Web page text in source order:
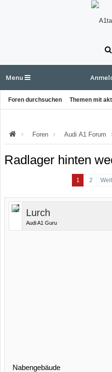
Menu
Foren durchsuchen Themen mit
Foren Audi A1 Forum
Audi A1 Anleitungen, Tipps & Tricks
Radlager hinten
1 2
Lurch
Audi A1 Guru
Nabengebäude